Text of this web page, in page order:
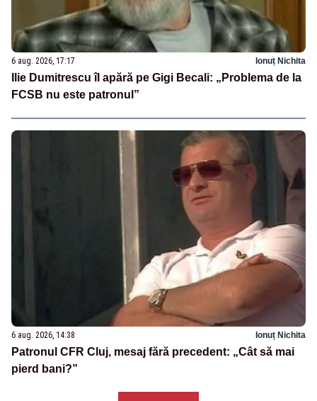
6 aug. 2026, 17:17 Ionuț Nichita
Ilie Dumitrescu îl apără pe Gigi Becali: „Problema de la
FCSB nu este patronul”
6 aug. 2026, 14:38 Ionuț Nichita
Patronul CFR Cluj, mesaj fără precedent: „Cât să mai
pierd bani?”